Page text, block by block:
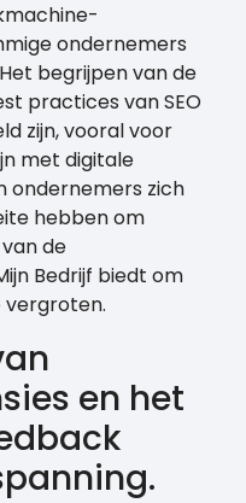
ondernemers
begrijpen van de
practices van SEO
zijn, vooral voor
met digitale
ondernemers zich
hebben om
de
Bedrijf biedt om
vergroten.
en het